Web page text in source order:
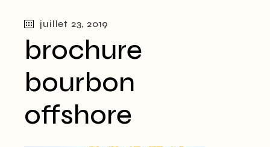
juillet 23, 2019
brochure
bourbon
offshore